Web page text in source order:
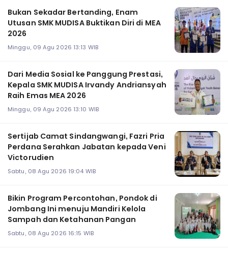
Bukan Sekadar Bertanding, Enam
Utusan SMK MUDISA Buktikan Diri di MEA
2026
Minggu, 09 Agu 2026 13:13 WIB
Dari Media Sosial ke Panggung Prestasi,
Kepala SMK MUDISA Irvandy Andriansyah
Raih Emas MEA 2026
Minggu, 09 Agu 2026 13:10 WIB
Sertijab Camat Sindangwangi, Fazri Pria
Perdana Serahkan Jabatan kepada Veni
Victorudien
Sabtu, 08 Agu 2026 19:04 WIB
Bikin Program Percontohan, Pondok di
Jombang Ini menuju Mandiri Kelola
Sampah dan Ketahanan Pangan
Sabtu, 08 Agu 2026 16:15 WIB